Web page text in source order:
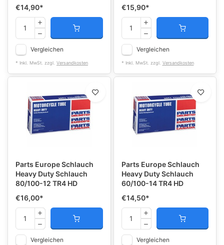
€14,90*
Vergleichen
* Inkl. MwSt. zzgl. Versandkosten
€15,90*
Vergleichen
* Inkl. MwSt. zzgl. Versandkosten
Parts Europe Schlauch
Heavy Duty Schlauch
80/100-12 TR4 HD
€16,00*
Vergleichen
Parts Europe Schlauch
Heavy Duty Schlauch
60/100-14 TR4 HD
€14,50*
Vergleichen